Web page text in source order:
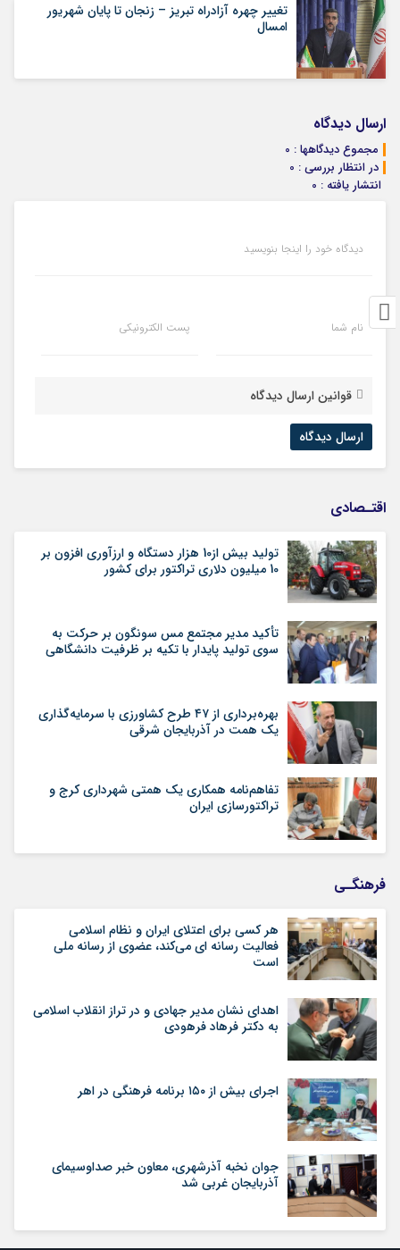
تغییر چهره آزادراه تبریز – زنجان تا پایان شهریور
امسال
ارسال دیدگاه
مجموع دیدگاهها : 0
در انتظار بررسی : 0
انتشار یافته : 0
دیدگاه خود را اینجا بنویسید
نام شما پست الکترونیکی
قوانین ارسال دیدگاه
اقتـصادی
تولید بیش از10 هزار دستگاه و ارزآوری افزون بر
10 میلیون دلاری تراکتور برای کشور
تأکید مدیر مجتمع مس سونگون بر حرکت به
سوی تولید پایدار با تکیه بر ظرفیت دانشگاهی
بهره‌برداری از ۴۷ طرح کشاورزی با سرمایه‌گذاری
یک همت در آذربایجان شرقی
تفاهم‌نامه همکاری یک همتی شهرداری کرج و
تراکتورسازی ایران
فرهنگـی
هر کسی برای اعتلای ایران و نظام اسلامی
فعالیت رسانه ای می‌کند، عضوی از رسانه ملی
است
اهدای نشان مدیر جهادی و در تراز انقلاب اسلامی
به دکتر فرهاد فرهودی
اجرای بیش از ۱۵۰ برنامه فرهنگی در اهر
جوان نخبه آذرشهری، معاون خبر صداوسیمای
آذربایجان غربی شد